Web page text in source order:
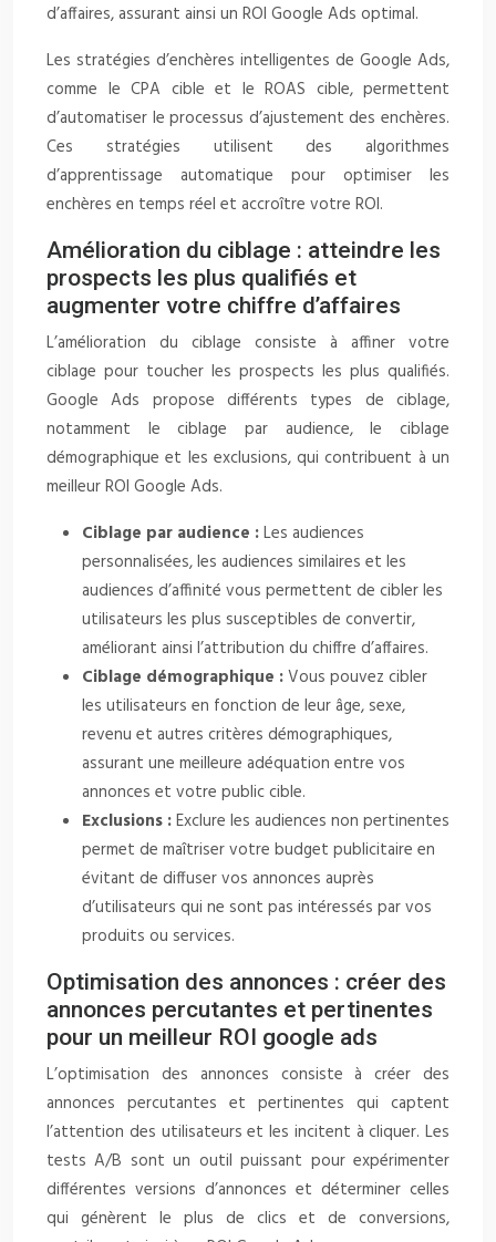
d’affaires, assurant ainsi un ROI Google Ads optimal.
Les stratégies d’enchères intelligentes de Google Ads,
comme le CPA cible et le ROAS cible, permettent
d’automatiser le processus d’ajustement des enchères.
Ces stratégies utilisent des algorithmes
d’apprentissage automatique pour optimiser les
enchères en temps réel et accroître votre ROI.
Amélioration du ciblage : atteindre les
prospects les plus qualifiés et
augmenter votre chiffre d’affaires
L’amélioration du ciblage consiste à affiner votre
ciblage pour toucher les prospects les plus qualifiés.
Google Ads propose différents types de ciblage,
notamment le ciblage par audience, le ciblage
démographique et les exclusions, qui contribuent à un
meilleur ROI Google Ads.
Ciblage par audience :Les audiences
personnalisées, les audiences similaires et les
audiences d’affinité vous permettent de cibler les
utilisateurs les plus susceptibles de convertir,
améliorant ainsi l’attribution du chiffre d’affaires.
Ciblage démographique :Vous pouvez cibler
les utilisateurs en fonction de leur âge, sexe,
revenu et autres critères démographiques,
assurant une meilleure adéquation entre vos
annonces et votre public cible.
Exclusions :Exclure les audiences non pertinentes
permet de maîtriser votre budget publicitaire en
évitant de diffuser vos annonces auprès
d’utilisateurs qui ne sont pas intéressés par vos
produits ou services.
Optimisation des annonces : créer des
annonces percutantes et pertinentes
pour un meilleur ROI google ads
L’optimisation des annonces consiste à créer des
annonces percutantes et pertinentes qui captent
l’attention des utilisateurs et les incitent à cliquer. Les
tests A/B sont un outil puissant pour expérimenter
différentes versions d’annonces et déterminer celles
qui génèrent le plus de clics et de conversions,